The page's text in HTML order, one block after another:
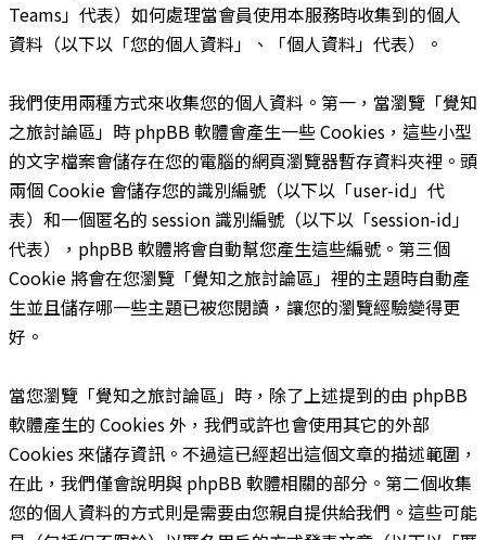
Teams」代表）如何處理當會員使用本服務時收集到的個人
資料（以下以「您的個人資料」、「個人資料」代表）。
我們使用兩種方式來收集您的個人資料。第一，當瀏覽「覺知
之旅討論區」時 phpBB 軟體會產生一些 Cookies，這些小型
的文字檔案會儲存在您的電腦的網頁瀏覽器暫存資料夾裡。頭
兩個 Cookie 會儲存您的識別編號（以下以「user-id」代
表）和一個匿名的 session 識別編號（以下以「session-id」
代表），phpBB 軟體將會自動幫您產生這些編號。第三個
Cookie 將會在您瀏覽「覺知之旅討論區」裡的主題時自動產
生並且儲存哪一些主題已被您閱讀，讓您的瀏覽經驗變得更
好。
當您瀏覽「覺知之旅討論區」時，除了上述提到的由 phpBB
軟體產生的 Cookies 外，我們或許也會使用其它的外部
Cookies 來儲存資訊。不過這已經超出這個文章的描述範圍，
在此，我們僅會說明與 phpBB 軟體相關的部分。第二個收集
您的個人資料的方式則是需要由您親自提供給我們。這些可能